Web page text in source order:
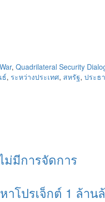
, Quadrilateral Security
ธ์, ระหว่างประเทศ, สหรัฐ, ประธ
ม่มีการจัดการ
โปรเจ็กต์ 1 ล้าน